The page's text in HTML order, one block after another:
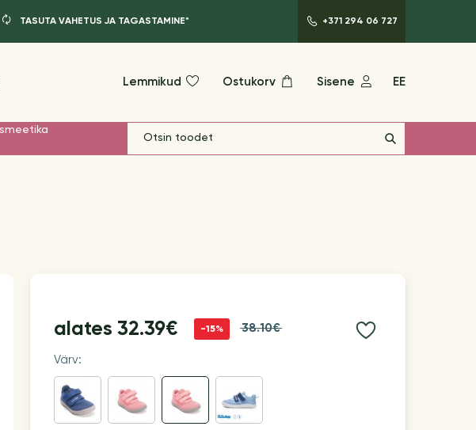
TASUTA VAHETUS JA TAGASTAMINE* +371 294 06 727
Lemmikud Ostukorv Sisene EE
alates 32.39€ -15% 38.10€
Värv: